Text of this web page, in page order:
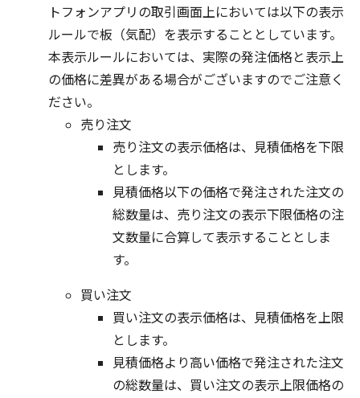
トフォンアプリの取引画面上においては以下の表示
ルールで板（気配）を表示することとしています。
本表示ルールにおいては、実際の発注価格と表示上
の価格に差異がある場合がございますのでご注意く
ださい。
売り注文
売り注文の表示価格は、見積価格を下限
とします。
見積価格以下の価格で発注された注文の
総数量は、売り注文の表示下限価格の注
文数量に合算して表示することとしま
す。
買い注文
買い注文の表示価格は、見積価格を上限
とします。
見積価格より高い価格で発注された注文
の総数量は、買い注文の表示上限価格の